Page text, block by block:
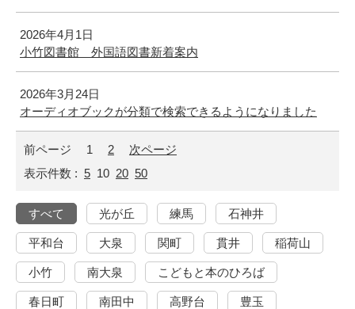
2026年4月1日
小竹図書館 外国語図書新着案内
2026年3月24日
オーディオブックが分類で検索できるようになりました
前ページ 1 2
次ページ
表示件数 : 5 10 20 50
すべて 光が丘 練馬 石神井
平和台 大泉 関町 貫井 稲荷山
小竹 南大泉 こどもと本のひろば
春日町 南田中 高野台 豊玉